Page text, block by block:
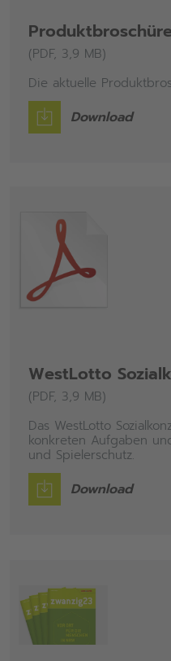
(PDF, 3,9 MB)
Die aktuelle
Download
WestLotto
(PDF, 3,9 MB)
Das WestLotto
konkreten Aufgaben
und Spielerschutz.
Download